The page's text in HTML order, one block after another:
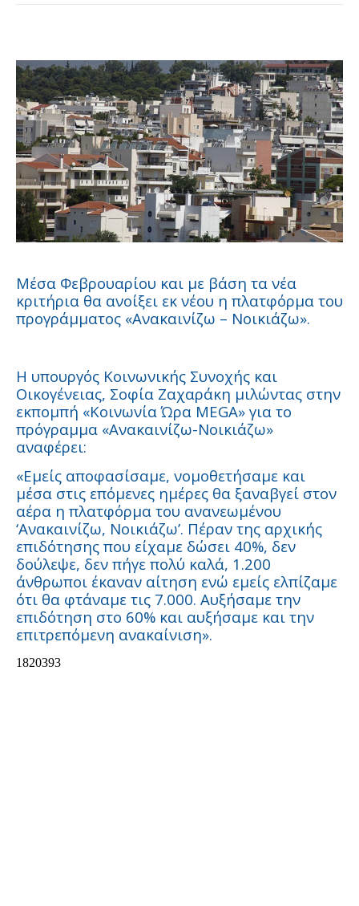
Μέσα Φεβρουαρίου και με βάση τα νέα
κριτήρια θα ανοίξει εκ νέου η πλατφόρμα του
προγράμματος «Ανακαινίζω – Νοικιάζω».
Η υπουργός Κοινωνικής Συνοχής και
Οικογένειας, Σοφία Ζαχαράκη μιλώντας στην
εκπομπή «Κοινωνία Ώρα MEGA» για το
πρόγραμμα «Ανακαινίζω-Νοικιάζω»
αναφέρει:
«Εμείς αποφασίσαμε, νομοθετήσαμε και
μέσα στις επόμενες ημέρες θα ξαναβγεί στον
αέρα η πλατφόρμα του ανανεωμένου
‘Ανακαινίζω, Νοικιάζω’. Πέραν της αρχικής
επιδότησης που είχαμε δώσει 40%, δεν
δούλεψε, δεν πήγε πολύ καλά, 1.200
άνθρωποι έκαναν αίτηση ενώ εμείς ελπίζαμε
ότι θα φτάναμε τις 7.000. Αυξήσαμε την
επιδότηση στο 60% και αυξήσαμε και την
επιτρεπόμενη ανακαίνιση».